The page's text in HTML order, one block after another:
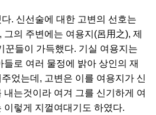
. 신선술에 대한 고변의 선호는
의 주변에는 여용지(呂用之), 제
꾼들이 가득했다. 기실 여용지는
로 여러 물정에 밝아 상인의 재
었는데, 고변은 이를 여용지가 신
는것이라 여겨 그를 신기하게 여
이렇게 지껄여대기도 하였다.